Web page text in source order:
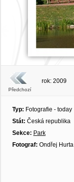
Předchozí
rok: 2009
Typ: Fotografie - today
Stát: Česká republika
Sekce: Park
Fotograf: Ondřej Hurta